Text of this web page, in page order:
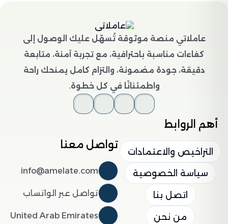
عاملاتي منصة موثوقة تُسهّل عليك الوصول إلى
كفاءات مناسبة باحترافية، مع تجربة آمنة، متابعة
دقيقة، جودة مضمونة، والتزام كامل يمنحك راحة
واطمئنانًا في كل خطوة.
أهم الروابط
التراخيص والاعتمادات
سياسة الخصوصية
اتصل بنا
من نحن
تواصل معنا
info@amelate.com
تواصل عبر الواتساب
United Arab Emirates